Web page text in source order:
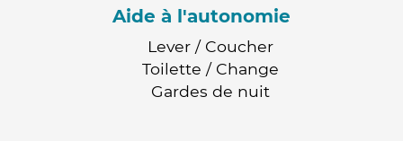
Aide à l'autonomie
Lever / Coucher
Toilette / Change
Gardes de nuit